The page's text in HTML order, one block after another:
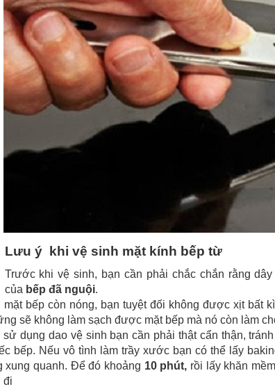
Lưu ý khi vệ sinh mặt kính bếp từ
Trước khi vệ sinh, bạn cần phải chắc chắn rằng
của bếp đã nguội.
mặt bếp còn nóng, bạn tuyệt đối không được xịt bất
sẽ không làm sạch được mặt bếp mà nó còn làm
sử dụng dao vệ sinh bạn cần phải thật cẩn thận,
bếp. Nếu vô tình làm trầy xước bạn có thể lấy
xung quanh. Để đó khoảng 10 phút, rồi lấy khăn
đi